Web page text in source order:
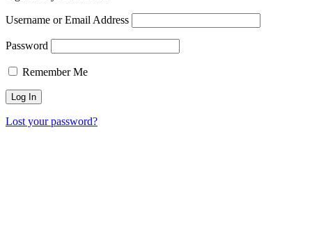
Username or Email Address
Password
Remember Me
Lost your password?